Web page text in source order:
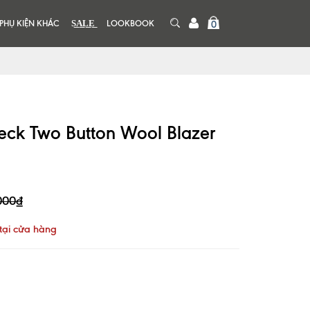
PHỤ KIỆN KHÁC S͟A͟L͟E͟ LOOKBOOK 0
Two Button Wool Blazer
cửa hàng